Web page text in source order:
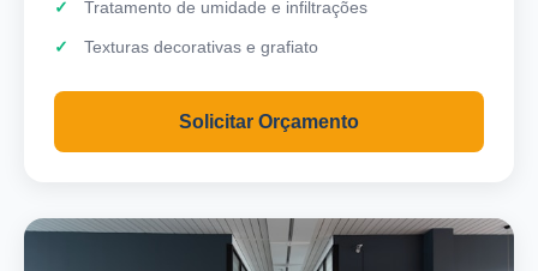
Tratamento de umidade e infiltrações
Texturas decorativas e grafiato
Solicitar Orçamento